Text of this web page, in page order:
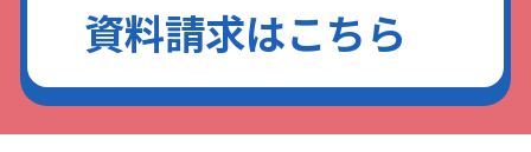
資料請求はこちら